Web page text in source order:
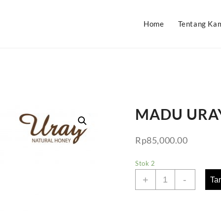
Home Tentang
MADU
Rp85,000.00
Stok 2
+
Kuantitas
MADU
-